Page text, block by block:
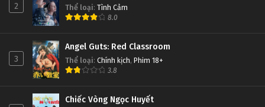
2 Thể loại: Tình Cảm
8.0
3
Angel Guts: Red Classroom
Thể loại: Chính kịch, Phim 18+
3.8
Chiếc Vòng Ngọc Huyết